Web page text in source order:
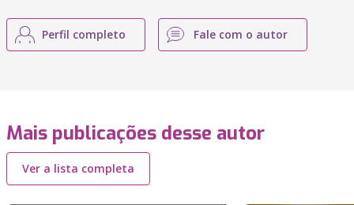
Perfil completo Fale com o autor
Mais publicações desse autor
Ver a lista completa